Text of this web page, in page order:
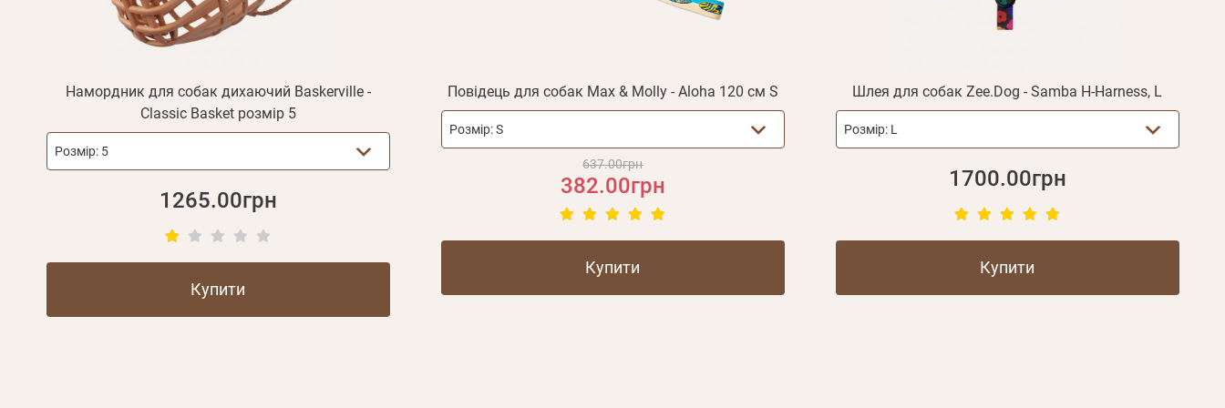
Намордник для собак дихаючий Baskerville -
Classic Basket розмір 5
Розмір: 5
1265.00грн
Купити
Повідець для собак Max & Molly - Aloha 120 см S
Розмір:S
637.00грн
382.00грн
Купити
Шлея для собак Zee.Dog - Samba H-Harness, L
Розмір: L
1700.00грн
Купити